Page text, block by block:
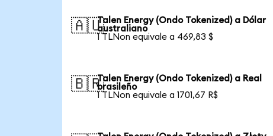
🇦🇺Talen Energy (Ondo Tokenized) a Dólar
australiano
1 TLNon equivale a 469,83 $
🇧🇷Talen Energy (Ondo Tokenized) a Real
brasileño
1 TLNon equivale a 1701,67 R$